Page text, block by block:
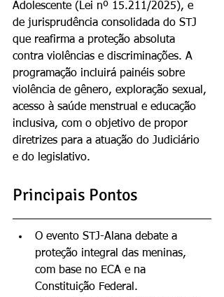
Adolescente (Lei nº 15.211/2025), e
de jurisprudência consolidada do STJ
que reafirma a proteção absoluta
contra violências e discriminações. A
programação incluirá painéis sobre
violência de gênero, exploração sexual,
acesso à saúde menstrual e educação
inclusiva, com o objetivo de propor
diretrizes para a atuação do Judiciário
e do legislativo.
Principais Pontos
O evento STJ-Alana debate a
proteção integral das meninas,
com base no ECA e na
Constituição Federal.